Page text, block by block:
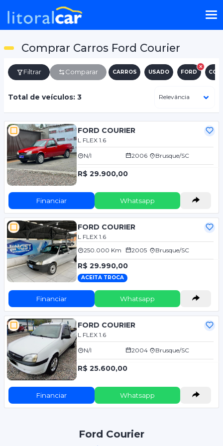
Comprar Carros Ford Courier
Filtrar Comparar CARROS USADO FORD
Total de veículos: 3
FORD COURIER
L FLEX 1.6
N/I 2006 Brusque/SC
R$ 29.900,00
Financiar Whatsapp
FORD COURIER
L FLEX 1.6
250.000 Km
2005 Brusque/SC
R$ 29.990,00
ACEITA TROCA
Financiar Whatsapp
FORD COURIER
L FLEX 1.6
N/I 2004 Brusque/SC
R$ 25.600,00
Financiar Whatsapp
Ford Courier